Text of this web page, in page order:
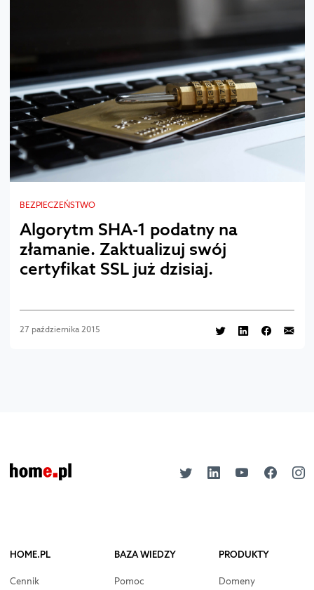
BEZPIECZEŃSTWO
Algorytm SHA-1 podatny na
złamanie. Zaktualizuj swój
certyfikat SSL już dzisiaj.
27 października 2015
HOME.PL
Cennik
BAZA WIEDZY
Pomoc
PRODUKTY
Domeny